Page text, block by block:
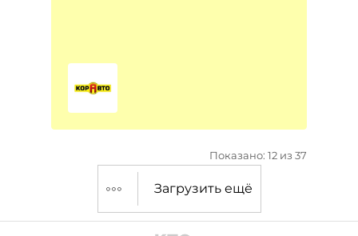
Показано: 12 из 37
Загрузить ещё